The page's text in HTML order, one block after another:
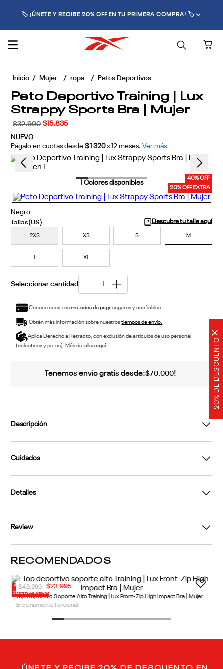
20% DE DESCUENTO
×
🚚 ENVÍO GRATIS POR COMPRAS SUPERIORES A $70.000 🚚
Mujer ropa Petos Deportivos
Peto Deportivo Training | Lux
Strappy Sports Bra | Mujer
$32.990 $ 15.835
NUEVO
Págalo en cuotas desde $1320 x 12 meses. Ver más
40% OFF
20% OFF EXTRA
Colores disponibles
Negro
Descubre tu talla aquí
2XS XS S M
L XL
Conoce nuestrosmétodos de pagoseguros y confiables.
Obtén más información sobre nuestrostiempos de envío.
Aplica Derecho a Retracto, con exclusión de artículos de uso personal
(calcetines y petos). Más detallesaquí..
Tenemos envío gratis desde:$70.000!
Descripción
Cuidados
Detalles
Review
RECOMENDADOS
40% OFF
20% OFF EXTRA